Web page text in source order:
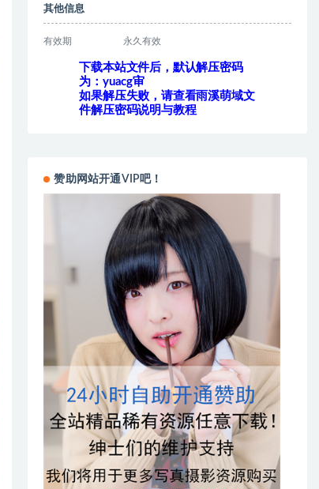
其他信息
有效期 永久有效
下载本站文件后，默认解压密码
为：yuacg审
如果解压失败，请查看雨溪萌域文
件解压密码说明与教程
赞助网站开通VIP吧！